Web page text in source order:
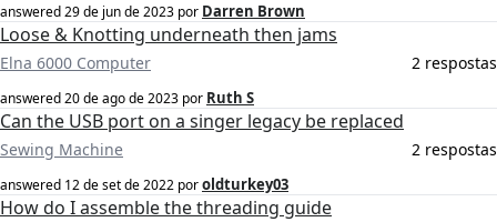
answered29 de jun de 2023 por Darren Brown
Loose & Knotting underneath then jams
Elna 6000 Computer 2 respostas
answered20 de ago de 2023 por Ruth S
Can the USB port on a singer legacy be replaced
Sewing Machine 2 respostas
answered 12 de set de 2022 poroldturkey03
How do I assemble the threading guide